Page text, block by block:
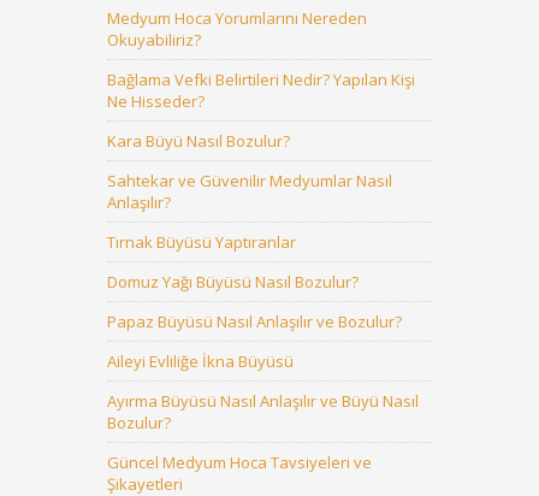
Medyum Hoca Yorumlarını Nereden
Okuyabiliriz?
Bağlama Vefki Belirtileri Nedir? Yapılan Kişi
Ne Hisseder?
Kara Büyü Nasıl Bozulur?
Sahtekar ve Güvenilir Medyumlar Nasıl
Anlaşılır?
Tırnak Büyüsü Yaptıranlar
Domuz Yağı Büyüsü Nasıl Bozulur?
Papaz Büyüsü Nasıl Anlaşılır ve Bozulur?
Aileyi Evliliğe İkna Büyüsü
Ayırma Büyüsü Nasıl Anlaşılır ve Büyü Nasıl
Bozulur?
Güncel Medyum Hoca Tavsiyeleri ve
Şikayetleri